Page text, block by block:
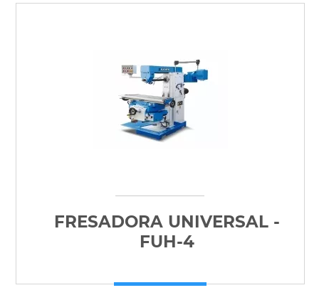
FRESADORA UNIVERSAL -
FUH-4